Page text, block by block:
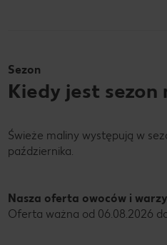
Sezon
Kiedy jest sezon
Świeże maliny występują w
października.
Nasza oferta owoców i
Oferta ważna od 06.08.2026